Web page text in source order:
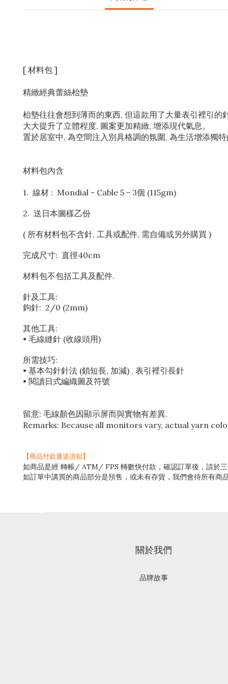
[ 材料包 ]
精緻經典蕾絲枱墊
枱墊往往會想到薄而的東西, 但這款用了大量表引裡引的
大大提升了立體程度, 圖案更加精緻, 增添現代氣息。
置於居室中, 為空間注入別具格調的氛圍, 為生活增添獨
材料包內含
1. 線材 : Mondial - Cable 5 - 3個 (115gm)
2. 送日本圖樣乙份
( 所有材料包不含針, 工具或配件, 需自備或另外購買 )
完成尺寸: 直徑40cm
材料包不包括工具及配件.
針及工具:
鉤針: 2/0 (2mm)
其他工具:
• 毛線縫針 (收線頭用)
所需技巧:
• 基本勾針針法 (鎖短長, 加減) , 表引裡引長針
• 閱讀日式編織圖及符號
留意: 毛線顏色因顯示屏而與實物有差異.
Remarks: Because all monitors vary, actual yarn
【商品付款運送須知】
如商品是經 轉帳/ ATM/ FPS 轉數快付款，確認訂單後，請於
如訂單中講買的商品部分是預售，或未有存貨，我們會待所有
關於我們
品牌故事